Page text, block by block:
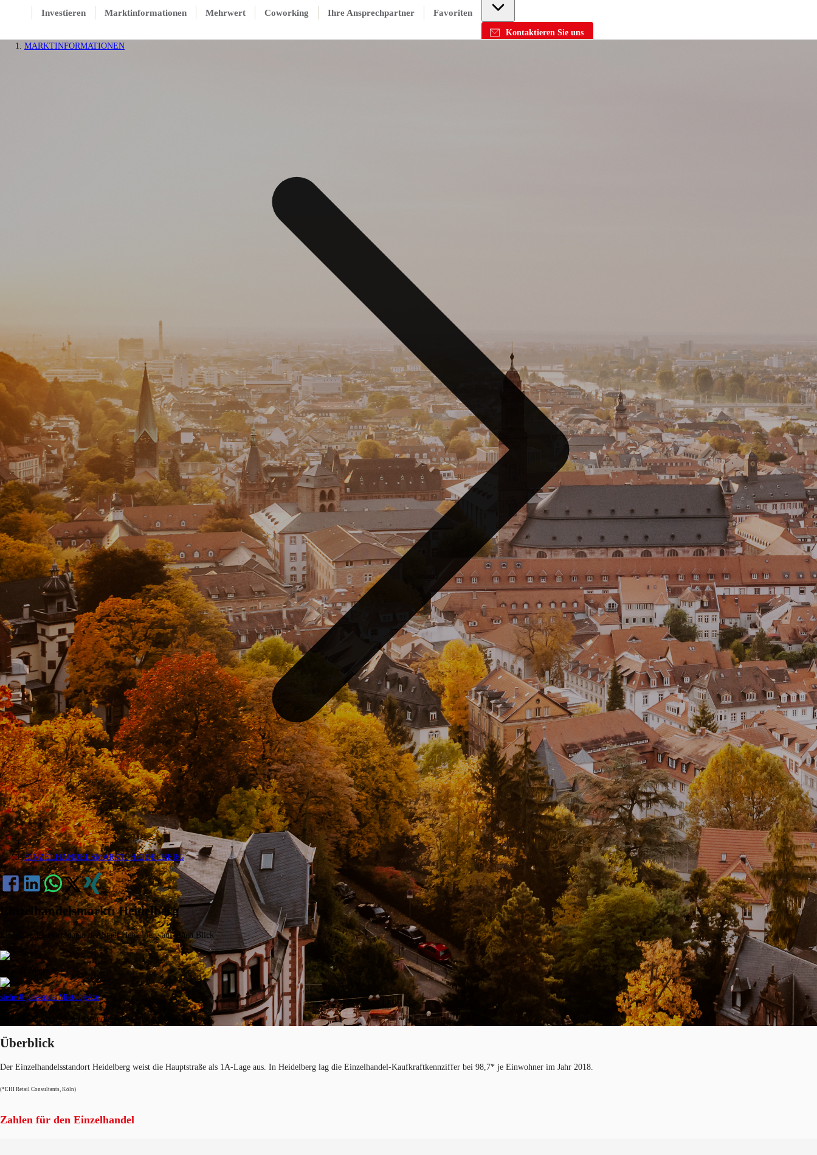
Investieren Marktinformationen Mehrwert Coworking Ihre Ansprechpartner Favoriten
Kontaktieren Sie uns
MARKTINFORMATIONEN
EINZELHANDELSMARKT: HEIDELBERG
Einzelhandelsmarkt: Heidelberg
Einzelhandelsmarktdaten der Stadt Heidelberg auf einen Blick
Gew. Ø-Miete
siehe 0 passende Mietobjekte
*Durchschnittspreis auf Grundlage historischer Transaktionen
Überblick
Der Einzelhandelsstandort Heidelberg weist die Hauptstraße als 1A-Lage aus. In Heidelberg lag die Einzelhandel-Kaufkraftkennziffer bei 98,7* je Einwohner im Jahr 2018.
(*EHI Retail Consultants, Köln)
Zahlen für den Einzelhandel